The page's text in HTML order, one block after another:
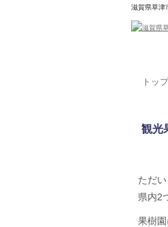
滋賀県草津
トッ
観光
ただ
県内2
果樹